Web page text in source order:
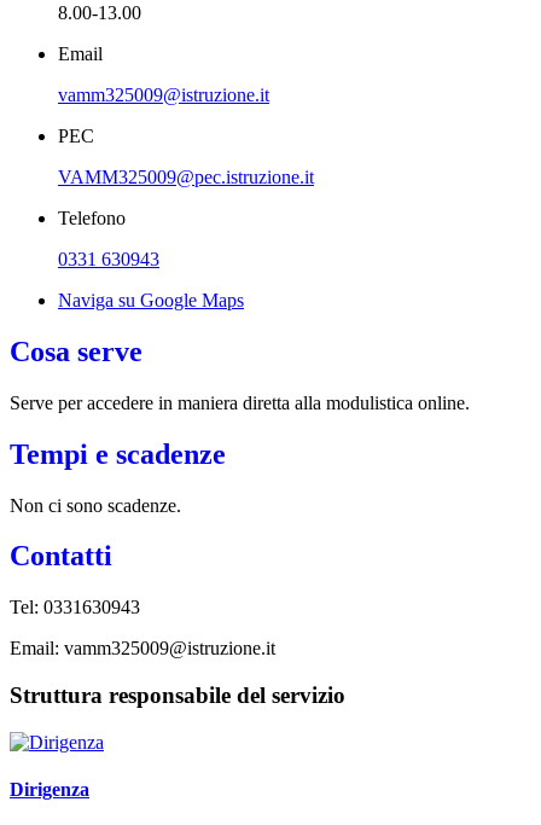
8.00-13.00
Email
vamm325009@istruzione.it
PEC
VAMM325009@pec.istruzione.it
Telefono
0331 630943
Naviga su Google Maps
Cosa serve
Serve per accedere in maniera diretta alla modulistica online.
Tempi e scadenze
Non ci sono scadenze.
Contatti
Tel: 0331630943
Email: vamm325009@istruzione.it
Struttura responsabile del servizio
Dirigenza